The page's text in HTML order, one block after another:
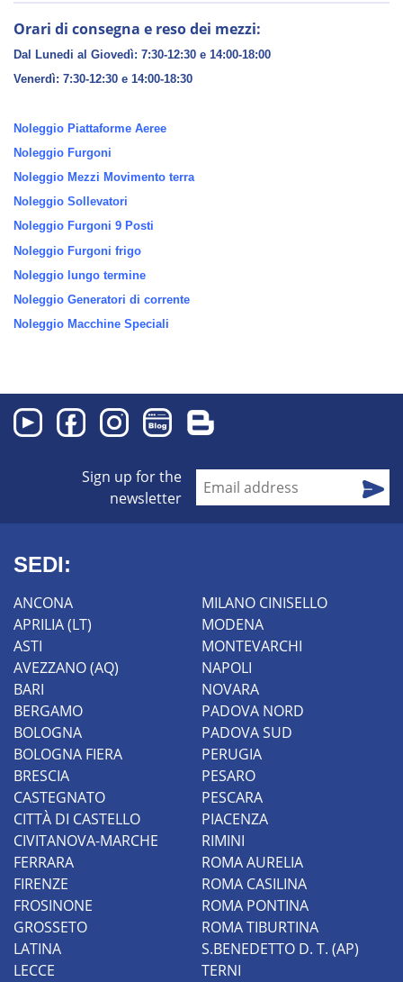
Orari di consegna e reso dei mezzi:
Dal Lunedi al Giovedì: 7:30-12:30 e 14:00-18:00
Venerdì: 7:30-12:30 e 14:00-18:30
Noleggio Piattaforme Aeree
Noleggio Furgoni
Noleggio Mezzi Movimento terra
Noleggio Sollevatori
Noleggio Furgoni 9 Posti
Noleggio Furgoni frigo
Noleggio lungo termine
Noleggio Generatori di corrente
Noleggio Macchine Speciali
Sign up for the
newsletter
SEDI:
ANCONA
APRILIA (LT)
ASTI
AVEZZANO (AQ)
BARI
BERGAMO
BOLOGNA
BOLOGNA FIERA
BRESCIA
CASTEGNATO
CITTÀ DI CASTELLO
CIVITANOVA-MARCHE
FERRARA
FIRENZE
FROSINONE
GROSSETO
LATINA
LECCE
MILANO CINISELLO
MODENA
MONTEVARCHI
NAPOLI
NOVARA
PADOVA NORD
PADOVA SUD
PERUGIA
PESARO
PESCARA
PIACENZA
RIMINI
ROMA AURELIA
ROMA CASILINA
ROMA PONTINA
ROMA TIBURTINA
S.BENEDETTO D. T. (AP)
TERNI